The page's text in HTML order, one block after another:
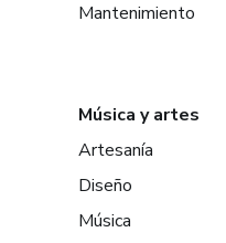
Mantenimiento
Música y artes
Artesanía
Diseño
Música